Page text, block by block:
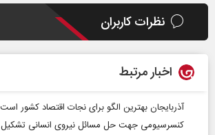
نظرات کاربران
اخبار مرتبط
آذربایجان بهترین الگو برای نجات اقتصاد کشور است
کنسرسیومی جهت حل مسائل نیروی انسانی